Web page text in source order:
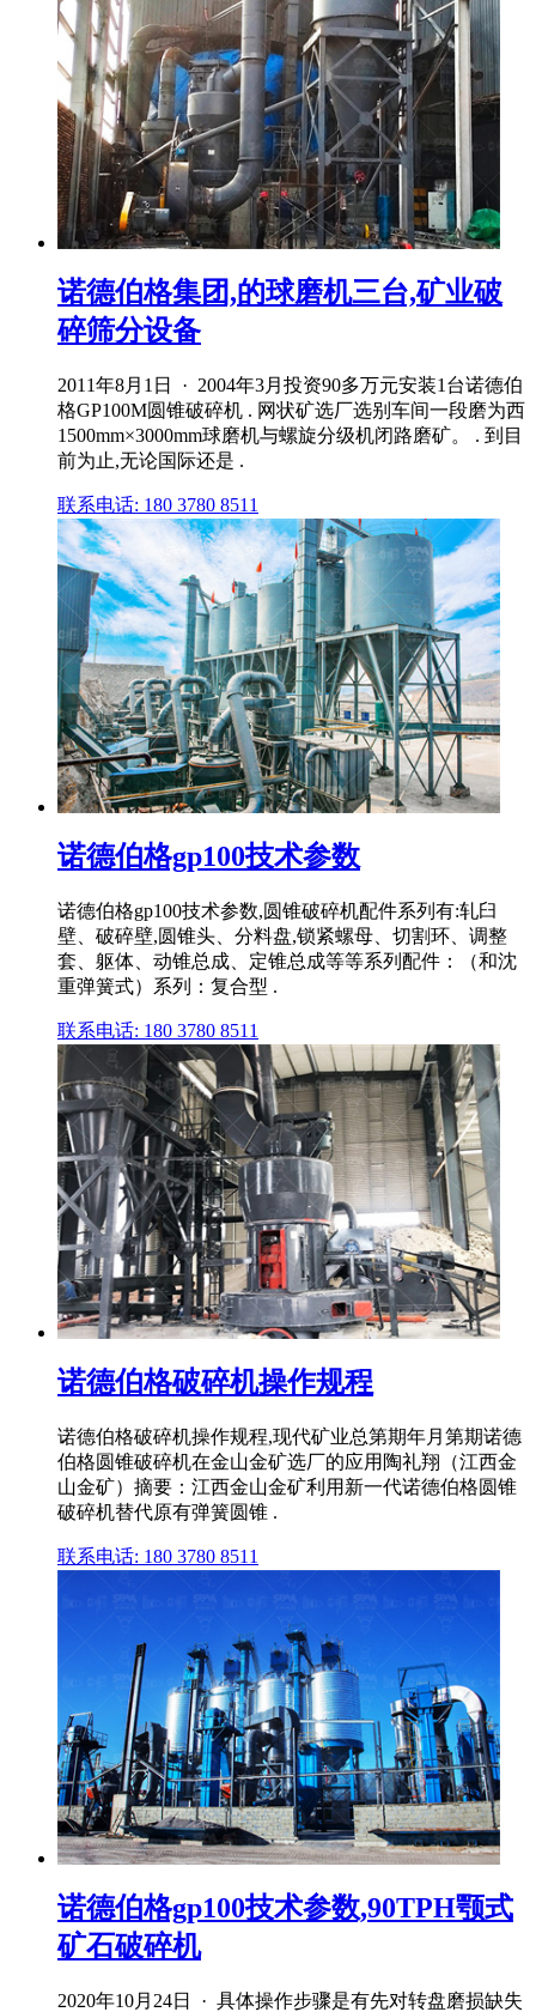
诺德伯格集团,的球磨机三台,矿业破
碎筛分设备
2011年8月1日 · 2004年3月投资90多万元安装1台诺德伯
格GP100M圆锥破碎机 . 网状矿选厂选别车间一段磨为西
1500mm×3000mm球磨机与螺旋分级机闭路磨矿。 . 到目
前为止,无论国际还是 .
联系电话: 180 3780 8511
诺德伯格gp100技术参数
诺德伯格gp100技术参数,圆锥破碎机配件系列有:轧臼
壁、破碎壁,圆锥头、分料盘,锁紧螺母、切割环、调整
套、躯体、动锥总成、定锥总成等等系列配件：（和沈
重弹簧式）系列：复合型 .
联系电话: 180 3780 8511
诺德伯格破碎机操作规程
诺德伯格破碎机操作规程,现代矿业总第期年月第期诺德
伯格圆锥破碎机在金山金矿选厂的应用陶礼翔（江西金
山金矿）摘要：江西金山金矿利用新一代诺德伯格圆锥
破碎机替代原有弹簧圆锥 .
联系电话: 180 3780 8511
诺德伯格gp100技术参数,90TPH颚式
矿石破碎机
2020年10月24日 · 具体操作步骤是有先对转盘磨损缺失